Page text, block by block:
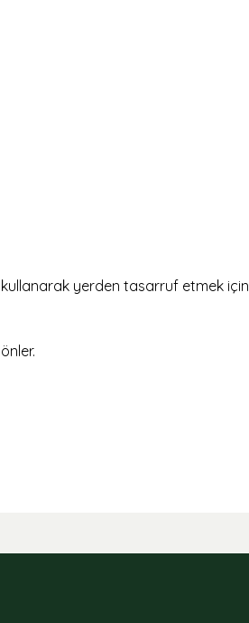
kullanarak yerden tasarruf etmek için